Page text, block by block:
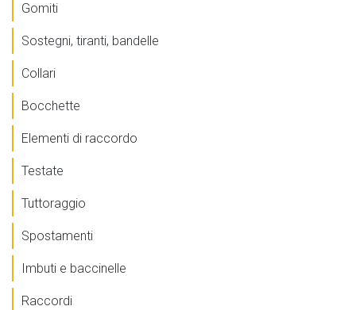
Gomiti
Sostegni, tiranti, bandelle
Collari
Bocchette
Elementi di raccordo
Testate
Tuttoraggio
Spostamenti
Imbuti e baccinelle
Raccordi